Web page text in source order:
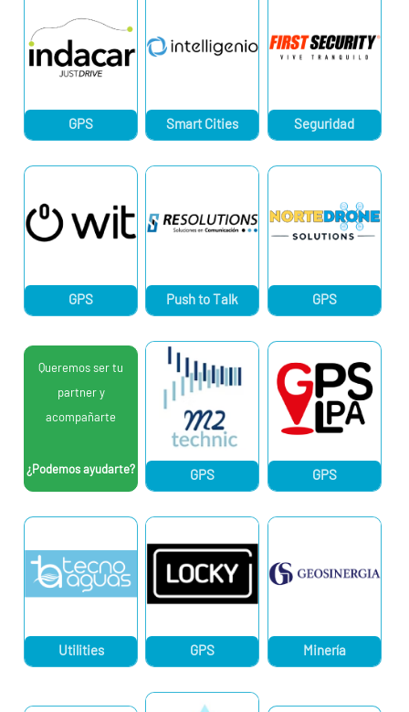
GPS Smart Cities Seguridad
GPS Push to Talk GPS
Queremos ser tu
partner y
acompañarte
¿Podemos ayudarte? GPS GPS
Utilities GPS Minería